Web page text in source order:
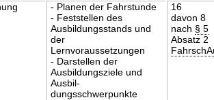
- Planen der Fahrstunde
- Feststellen des
Ausbildungsstands und
der
Lernvoraussetzungen
- Darstellen der
Ausbildungsziele und
Ausbil-
dungsschwerpunkte
16
davon 8
nach § 5
Absatz 2